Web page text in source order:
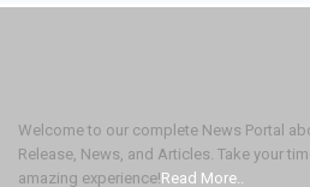
Welcome to our complete News Portal
Release, News, and Articles. Take your
amazing experience!Read More..